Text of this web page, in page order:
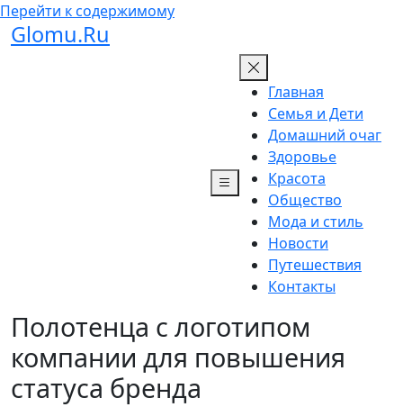
Перейти к содержимому
Glomu.Ru
Главная
Семья и Дети
Домашний очаг
Здоровье
Красота
Общество
Мода и стиль
Новости
Путешествия
Контакты
Полотенца с логотипом
компании для повышения
статуса бренда